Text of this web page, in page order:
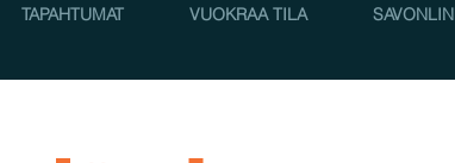
TAPAHTUMAT VUOKRAA TILA